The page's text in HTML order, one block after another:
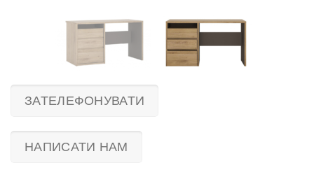
ЗАТЕЛЕФОНУВАТИ
НАПИСАТИ НАМ